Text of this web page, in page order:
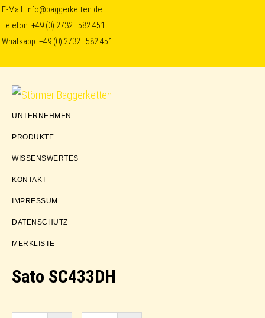
Skip
to
primary
navigation
Skip
to
content
Skip
to
E-Mail: info@baggerketten.de
Telefon:+49 (0) 2732 . 582 451
Whatsapp:+49 (0) 2732 . 582 451
Störmer
UNTERNEHMEN
PRODUKTE
WISSENSWERTES
KONTAKT
IMPRESSUM
DATENSCHUTZ
MERKLISTE
Sato SC433DH